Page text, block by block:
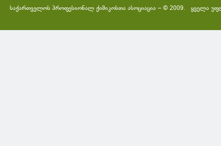
საქართველოს პროფესიონალ ქიმიკოსთა ასოციაცია – © 2009. ყველა